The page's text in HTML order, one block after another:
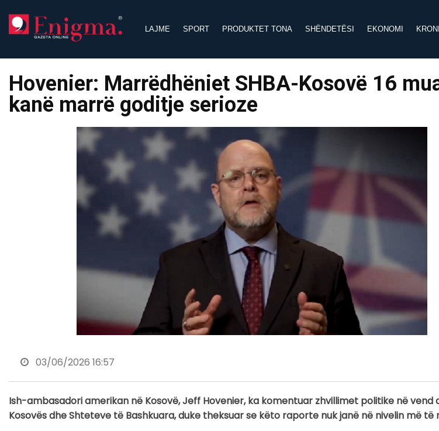
content
LAJME SPORT PRODUKTET TONA SHËNDETËSI EKONOMI
Hovenier: Marrëdhëniet SHBA-Kosovë 16
kanë marrë goditje serioze
03/06/2026 16:57
Ish-ambasadori amerikan në Kosovë, Jeff Hovenier, ka komentuar zhvillimet politike në
Kosovës dhe Shteteve të Bashkuara, duke theksuar se këto raporte nuk janë në nivelin më të